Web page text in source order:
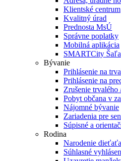
Klientské centrum
Kvalitný úrad
Prednosta MsÚ
Správne poplatky
Mobilná aplikácia
SMARTCity Šaľa
Bývanie
Prihlásenie na
Prihlásenie na
Zrušenie trvalého
Pobyt občana v
Nájomné bývanie
Zariadenia pre
Súpisné a
Rodina
Narodenie dieťaťa
Súhlasné